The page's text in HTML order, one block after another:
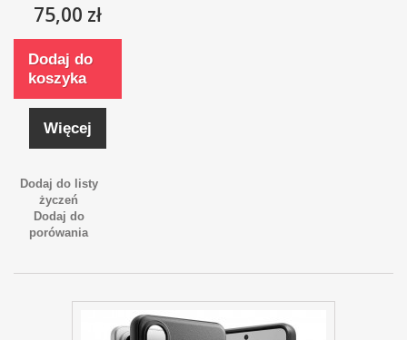
75,00 zł
Dodaj do
koszyka
Więcej
Dodaj do listy
życzeń
Dodaj do
porówania